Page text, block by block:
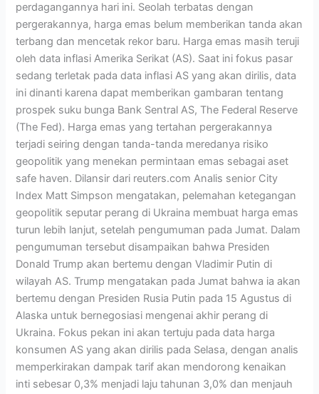
perdagangannya hari ini. Seolah terbatas dengan
pergerakannya, harga emas belum memberikan tanda akan
terbang dan mencetak rekor baru. Harga emas masih teruji
oleh data inflasi Amerika Serikat (AS). Saat ini fokus pasar
sedang terletak pada data inflasi AS yang akan dirilis, data
ini dinanti karena dapat memberikan gambaran tentang
prospek suku bunga Bank Sentral AS, The Federal Reserve
(The Fed). Harga emas yang tertahan pergerakannya
terjadi seiring dengan tanda-tanda meredanya risiko
geopolitik yang menekan permintaan emas sebagai aset
safe haven. Dilansir dari reuters.com Analis senior City
Index Matt Simpson mengatakan, pelemahan ketegangan
geopolitik seputar perang di Ukraina membuat harga emas
turun lebih lanjut, setelah pengumuman pada Jumat. Dalam
pengumuman tersebut disampaikan bahwa Presiden
Donald Trump akan bertemu dengan Vladimir Putin di
wilayah AS. Trump mengatakan pada Jumat bahwa ia akan
bertemu dengan Presiden Rusia Putin pada 15 Agustus di
Alaska untuk bernegosiasi mengenai akhir perang di
Ukraina. Fokus pekan ini akan tertuju pada data harga
konsumen AS yang akan dirilis pada Selasa, dengan analis
memperkirakan dampak tarif akan mendorong kenaikan
inti sebesar 0,3% menjadi laju tahunan 3,0% dan menjauh